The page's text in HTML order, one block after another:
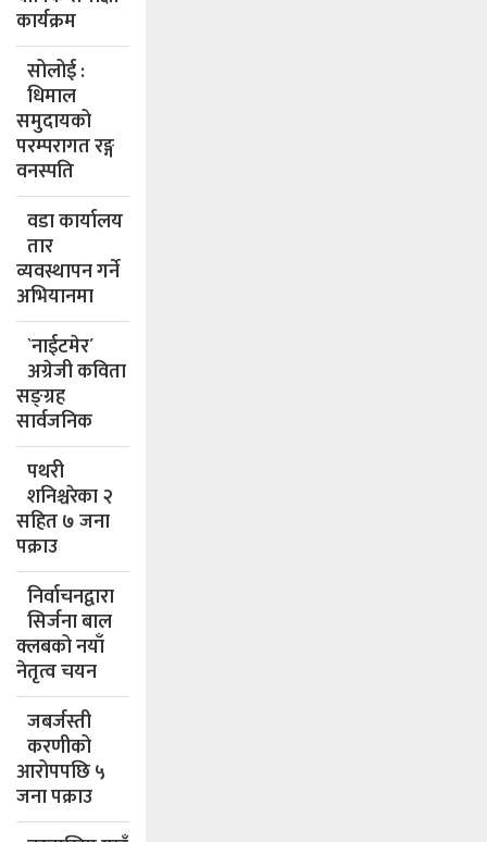
कार्यक्रम
सोलोई :
धिमाल
समुदायको
परम्परागत रङ्ग
वनस्पति
वडा कार्यालय
तार
व्यवस्थापन गर्ने
अभियानमा
`नाईटमेर´
अग्रेजी कविता
सङ्ग्रह
सार्वजनिक
पथरी
शनिश्चरेका २
सहित ७ जना
पक्राउ
निर्वाचनद्वारा
सिर्जना बाल
क्लबको नयाँ
नेतृत्व चयन
जबर्जस्ती
करणीको
आरोपपछि ५
जना पक्राउ